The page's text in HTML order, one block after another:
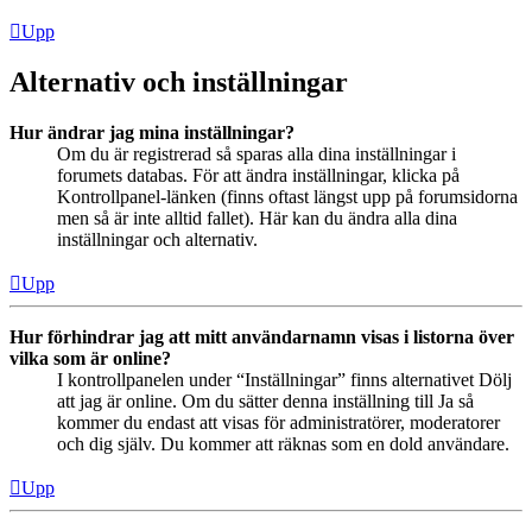
Upp
Alternativ och inställningar
Hur ändrar jag mina inställningar?
Om du är registrerad så sparas alla dina inställningar i
forumets databas. För att ändra inställningar, klicka på
Kontrollpanel-länken (finns oftast längst upp på forumsidorna
men så är inte alltid fallet). Här kan du ändra alla dina
inställningar och alternativ.
Upp
Hur förhindrar jag att mitt användarnamn visas i listorna över
vilka som är online?
I kontrollpanelen under “Inställningar” finns alternativet Dölj
att jag är online. Om du sätter denna inställning till Ja så
kommer du endast att visas för administratörer, moderatorer
och dig själv. Du kommer att räknas som en dold användare.
Upp